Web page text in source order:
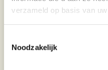
verzameld op basis van
Noodzakelijk
aansnijden! Mega